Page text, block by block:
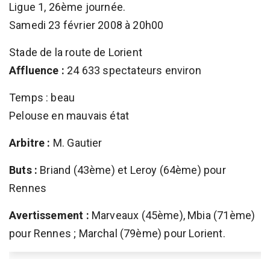
Ligue 1, 26ème journée.
Samedi 23 février 2008 à 20h00
Stade de la route de Lorient
Affluence : 24 633 spectateurs environ
Temps : beau
Pelouse en mauvais état
Arbitre : M. Gautier
Buts : Briand (43ème) et Leroy (64ème) pour
Rennes
Avertissement : Marveaux (45ème), Mbia (71ème)
pour Rennes ; Marchal (79ème) pour Lorient.